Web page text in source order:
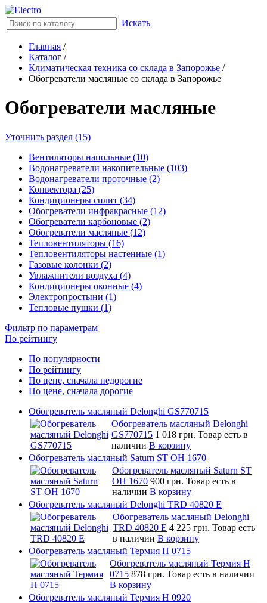
Искать
Главная /
Каталог /
Климатическая техника со склада в Запорожье /
Обогреватели масляные со склада в Запорожье
Обогреватели масляные
Уточнить раздел (15)
Вентиляторы напольные (10)
Водонагреватели накопительные (103)
Водонагреватели проточные (2)
Конвектора (25)
Кондиционеры сплит (34)
Обогреватели инфракрасные (12)
Обогреватели карбоновые (2)
Обогреватели масляные (12)
Тепловентиляторы (16)
Тепловентиляторы настенные (1)
Газовые колонки (2)
Увлажнители воздуха (4)
Кондиционеры оконные (4)
Электропростыни (1)
Тепловые пушки (1)
Фильтр по параметрам
По рейтингу
По популярности
По рейтингу
По цене, сначала недорогие
По цене, сначала дорогие
Обогреватель масляный Delonghi GS770715
Обогреватель масляный Delonghi
GS770715 1 018 грн. Товар есть в
наличии В корзину
Обогреватель масляный Saturn ST OH 1670
Обогреватель масляный Saturn ST
OH 1670 900 грн. Товар есть в
наличии В корзину
Обогреватель масляный Delonghi TRD 40820 E
Обогреватель масляный Delonghi
TRD 40820 E 4 225 грн. Товар есть
в наличии В корзину
Обогреватель масляный Термия Н 0715
Обогреватель масляный Термия Н
0715 878 грн. Товар есть в наличии
В корзину
Обогреватель масляный Термия Н 0920